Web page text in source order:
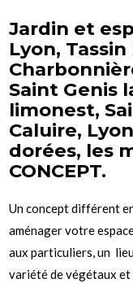
Jardin et
Lyon,
Saint Genis
limonest,
Caluire,
dorées, les
CONCEPT.
Un concept différent
aménager votre
aux particuliers, un
variété de végétaux et